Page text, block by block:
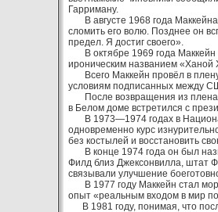
Гарриману.
В августе 1968 года Маккейна
сломить его волю. Позднее он
предел. Я достиг своего».
В октябре 1969 года Маккейн
ироническим названием «Ханой
Всего Маккейн провёл в
условиям подписанных между
После возвращения из плена
в Белом доме встретился с
В 1973—1974 годах в
одновременно курс
без костылей и восстановить
В конце 1974 года он был
Филд близ Джексонвилла, штат
связывали улучшение
В 1977 году Маккейн стал
опыт «реальным входом в мир
В 1981 году, понимая, что